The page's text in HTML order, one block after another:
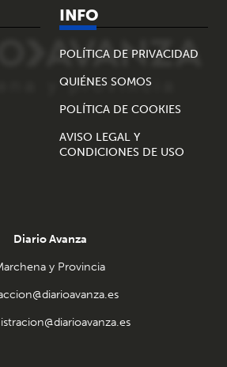
INFO
POLÍTICA DE PRIVACIDAD
QUIÉNES SOMOS
POLÍTICA DE COOKIES
AVISO LEGAL Y
CONDICIONES DE USO
Diario Avanza
y Provincia